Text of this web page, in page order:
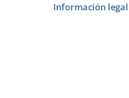
Información legal